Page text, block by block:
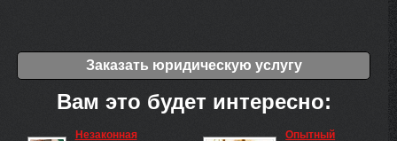
Заказать юридическую услугу
Вам это будет интересно:
Незаконная
Опытный